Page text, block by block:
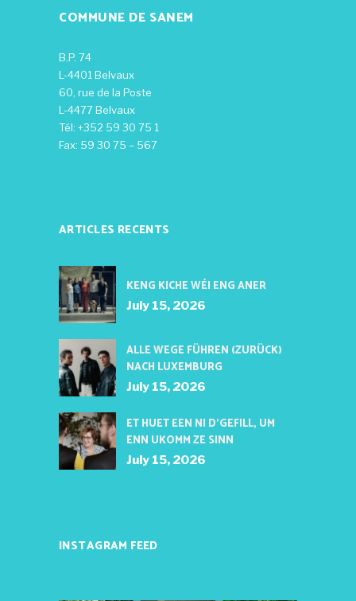
COMMUNE DE SANEM
B.P. 74
L-4401 Belvaux
60, rue de la Poste
L-4477 Belvaux
Tél: +352 59 30 75 1
Fax: 59 30 75 – 567
ARTICLES RECENTS
KENG KICHE WÉI ENG ANER
July 15, 2026
ALLE WEGE FÜHREN (ZURÜCK)
NACH LUXEMBURG
July 15, 2026
ET HUET EEN NI D’GEFILL, UM
ENN UKOMM ZE SINN
July 15, 2026
INSTAGRAM FEED